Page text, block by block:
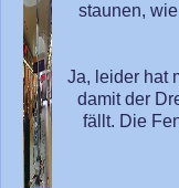
staunen,
Ja, leider hat
damit der
fällt. Die